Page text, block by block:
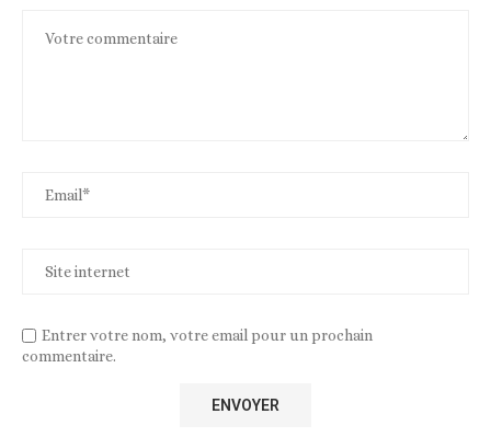
Entrer votre nom, votre email pour un prochain
commentaire.